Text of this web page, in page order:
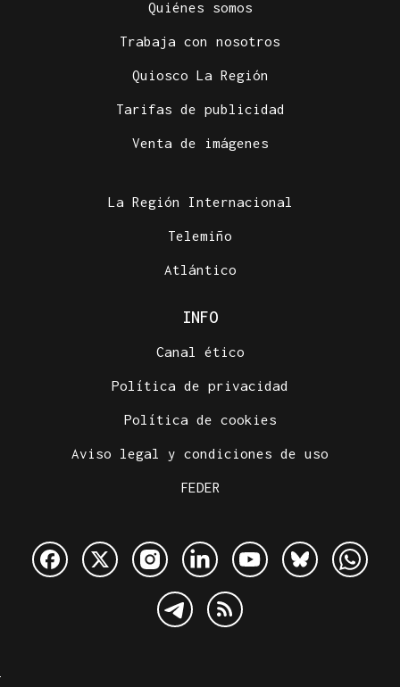
Quiénes somos
Trabaja con nosotros
Quiosco La Región
Tarifas de publicidad
Venta de imágenes
La Región Internacional
Telemiño
Atlántico
INFO
Canal ético
Política de privacidad
Política de cookies
Aviso legal y condiciones de uso
FEDER